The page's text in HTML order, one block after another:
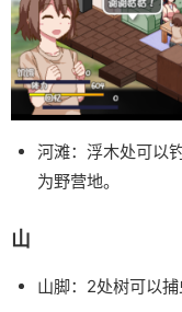
河滩：浮木处可以
为野营地。
山
山脚：2处树可以